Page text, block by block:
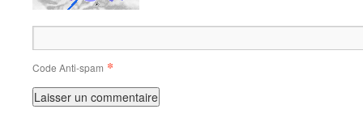
Code Anti-spam *